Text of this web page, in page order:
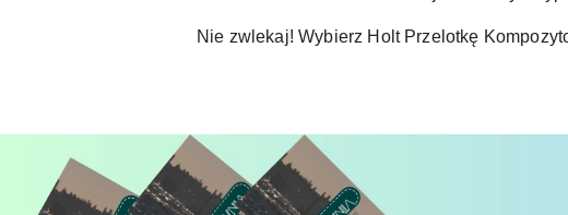
Nie zwlekaj! Wybierz Holt Przelotkę